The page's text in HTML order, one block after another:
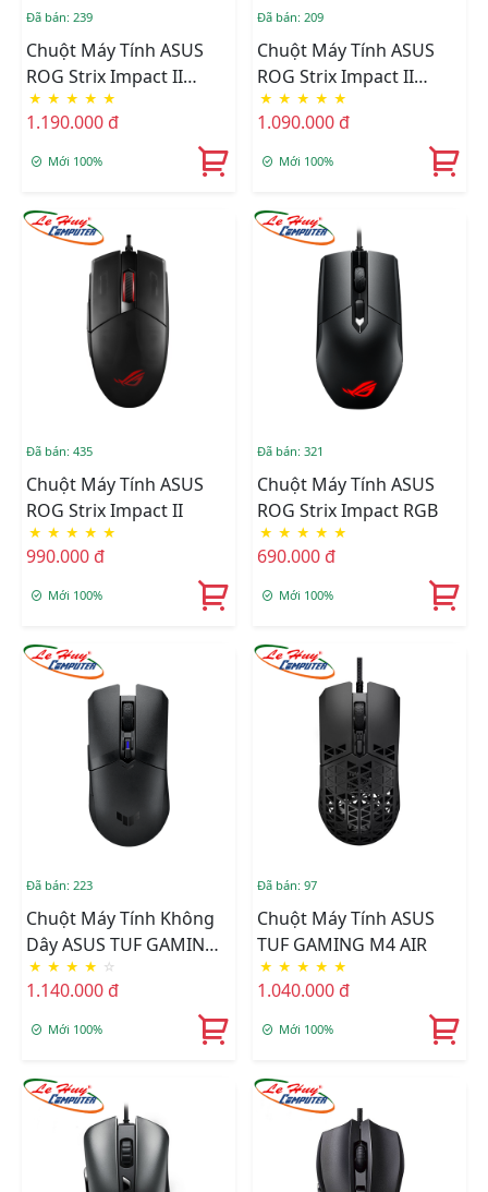
Đã bán: 239
Chuột Máy Tính ASUS
ROG Strix Impact II
Gundam
★ ★ ★ ★ ★
1.190.000 đ
Mới 100%
Đã bán: 209
Chuột Máy Tính ASUS
ROG Strix Impact II
Electro Punk
★ ★ ★ ★ ★
1.090.000 đ
Mới 100%
Đã bán: 435
Chuột Máy Tính ASUS
ROG Strix Impact II
★ ★ ★ ★ ★
990.000 đ
Mới 100%
Đã bán: 321
Chuột Máy Tính ASUS
ROG Strix Impact RGB
★ ★ ★ ★ ★
690.000 đ
Mới 100%
Đã bán: 223
Chuột Máy Tính Không
Dây ASUS TUF GAMING
M4 Wireless
★ ★ ★ ★ ☆
1.140.000 đ
Mới 100%
Đã bán: 97
Chuột Máy Tính ASUS
TUF GAMING M4 AIR
★ ★ ★ ★ ★
1.040.000 đ
Mới 100%